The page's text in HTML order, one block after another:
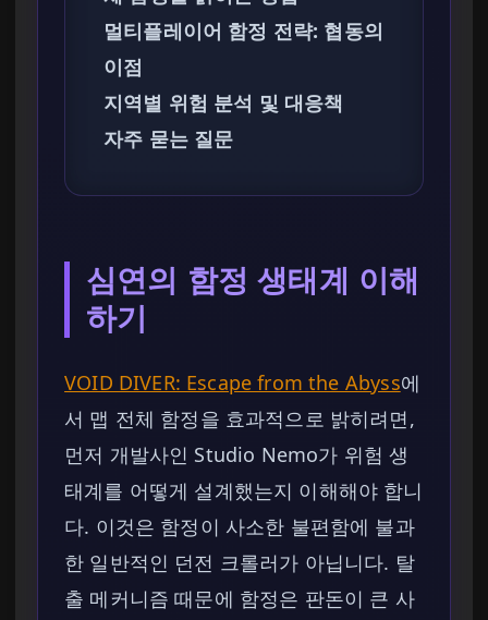
멀티플레이어 함정 전략: 협동의
이점
지역별 위험 분석 및 대응책
자주 묻는 질문
심연의 함정 생태계 이해
하기
VOID DIVER: Escape from the Abyss에
서 맵 전체 함정을 효과적으로 밝히려면,
먼저 개발사인 Studio Nemo가 위험 생
태계를 어떻게 설계했는지 이해해야 합니
다. 이것은 함정이 사소한 불편함에 불과
한 일반적인 던전 크롤러가 아닙니다. 탈
출 메커니즘 때문에 함정은 판돈이 큰 사